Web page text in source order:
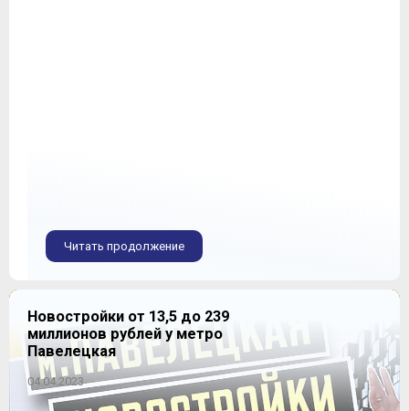
Читать продолжение
Новостройки от 13,5 до 239
миллионов рублей у метро
Павелецкая
04.04.2023